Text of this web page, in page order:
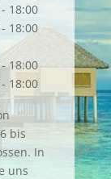
18:00
18:00
18:00
18:00
bis
In
uns